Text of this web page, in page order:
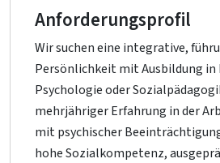
Anforderungsprofil
Wir suchen eine integrative,
Persönlichkeit mit Ausbildung in
Psychologie oder
mehrjähriger Erfahrung in der
mit psychischer
hohe Sozialkompetenz,